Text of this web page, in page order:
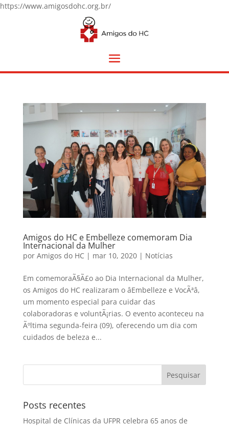
https://www.amigosdohc.org.br/
Amigos do HC e Embelleze comemoram Dia
Internacional da Mulher
por Amigos do HC | mar 10, 2020| Notícias
Em comemoraÃ§Ã£o ao Dia Internacional da Mulher,
os Amigos do HC realizaram o âEmbelleze e VocÃªâ,
um momento especial para cuidar das
colaboradoras e voluntÃ¡rias. O evento aconteceu na
Ãºltima segunda-feira (09), oferecendo um dia com
cuidados de beleza e...
Posts recentes
Hospital de Clínicas da UFPR celebra 65 anos de